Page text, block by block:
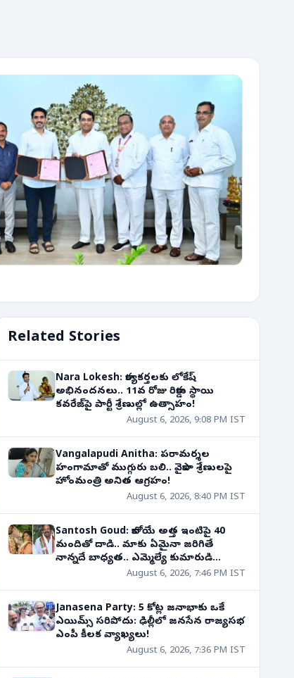
Related Stories
Nara Lokesh: కార్యకర్తలకు లోకేష్
అభినందనలు.. 11వ రోజు రికార్డు స్థాయి
కవరేజ్‌పై పార్టీ శ్రేణుల్లో ఉత్సాహం!
August 6, 2026, 9:08 PM IST
Vangalapudi Anitha: పరామర్శల
హంగామాతో ముగ్గురు బలి.. వైకాపా శ్రేణులపై
హోంమంత్రి అనిత ఆగ్రహం!
August 6, 2026, 8:40 PM IST
Santosh Goud: కాబోయే అత్త ఇంటిపై 40
మందితో దాడి.. మాకు ఏమైనా జరిగితే
నాన్నదే బాధ్యత.. ఎమ్మెల్యే కుమారుడి
సంచలన వ్యాఖ్యలుAugust 6, 2026, 7:46 PM IST
Janasena Party: 5 కోట్ల జనాభాకు ఒకే
ఎయిమ్స్ సరిపోదు: ఢిల్లీలో జనసేన రాజ్యసభ
ఎంపీ కీలక వ్యాఖ్యలు!
August 6, 2026, 7:36 PM IST